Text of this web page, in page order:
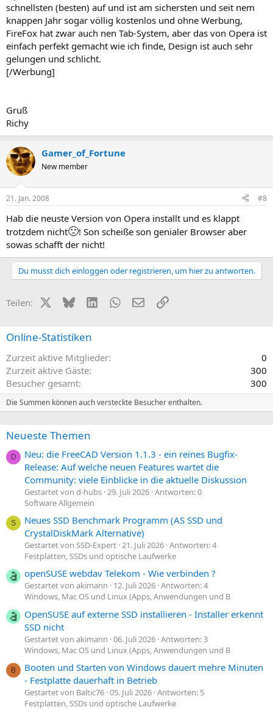
schnellsten (besten) auf und ist am sichersten und seit nem
knappen Jahr sogar völlig kostenlos und ohne Werbung,
FireFox hat zwar auch nen Tab-System, aber das von Opera ist
einfach perfekt gemacht wie ich finde, Design ist auch sehr
gelungen und schlicht.
[/Werbung]
Gruß
Richy
Gamer_of_Fortune
New member
21. Jan. 2008 #8
Hab die neuste Version von Opera installt und es klappt
trotzdem nicht🙁! Son scheiße son genialer Browser aber
sowas schafft der nicht!
Du musst dich einloggen oder registrieren, um hier zu antworten.
Teilen: X (Twitter)
BlueskyLinkedInWhatsApp
E-MailLink
Online-Statistiken
Zurzeit aktive Mitglieder
0
Zurzeit aktive Gäste
300
Besucher gesamt
300
Die Summen können auch versteckte Besucher enthalten.
Neueste Themen
D
Neu: die FreeCAD Version 1.1.3 - ein reines Bugfix-
Release: Auf welche neuen Features wartet die
Community: viele Einblicke in die aktuelle Diskussion
Gestartet von d-hubs 29. Juli 2026 Antworten: 0
Software Allgemein
S
Neues SSD Benchmark Programm (AS SSD und
CrystalDiskMark Alternative)
Gestartet von SSD-Expert 21. Juli 2026 Antworten: 4
Festplatten, SSDs und optische Laufwerke
openSUSE webdav Telekom - Wie verbinden ?
Gestartet von akimann 12. Juli 2026 Antworten: 4
Windows, Mac OS und Linux (Apps, Anwendungen und B
OpenSUSE auf externe SSD installieren - Installer erkennt
SSD nicht
Gestartet von akimann 06. Juli 2026 Antworten: 3
Windows, Mac OS und Linux (Apps, Anwendungen und B
B
Booten und Starten von Windows dauert mehre Minuten
- Festplatte dauerhaft in Betrieb
Gestartet von Baltic76 05. Juli 2026 Antworten: 5
Festplatten, SSDs und optische Laufwerke